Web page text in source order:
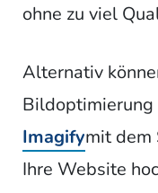
ohne zu viel
Alternativ
Bildoptimierung
Imagifymit dem
Ihre Website